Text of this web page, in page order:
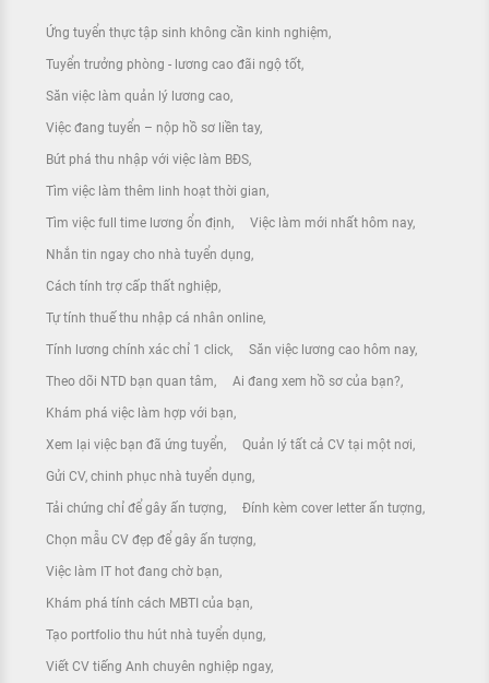
Ứng tuyển thực tập sinh không cần kinh nghiệm
Tuyển trưởng phòng - lương cao đãi ngộ tốt
Săn việc làm quản lý lương cao
Việc đang tuyển – nộp hồ sơ liền tay
Bứt phá thu nhập với việc làm BĐS
Tìm việc làm thêm linh hoạt thời gian
Tìm việc full time lương ổn định Việc làm mới nhất hôm nay
Nhắn tin ngay cho nhà tuyển dụng
Cách tính trợ cấp thất nghiệp
Tự tính thuế thu nhập cá nhân online
Tính lương chính xác chỉ 1 click Săn việc lương cao hôm nay
Theo dõi NTD bạn quan tâm Ai đang xem hồ sơ của bạn?
Khám phá việc làm hợp với bạn
Xem lại việc bạn đã ứng tuyển Quản lý tất cả CV tại một nơi
Gửi CV, chinh phục nhà tuyển dụng
Tải chứng chỉ để gây ấn tượng Đính kèm cover letter ấn tượng
Chọn mẫu CV đẹp để gây ấn tượng
Việc làm IT hot đang chờ bạn
Khám phá tính cách MBTI của bạn
Tạo portfolio thu hút nhà tuyển dụng
Viết CV tiếng Anh chuyên nghiệp ngay